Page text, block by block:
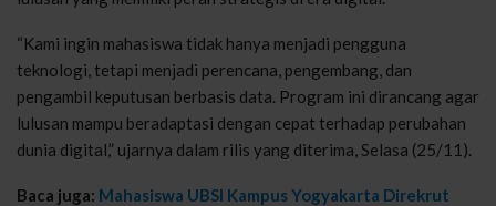
“Kami ingin mahasiswa tidak hanya menjadi pengguna
teknologi, tetapi menjadi perencana, pengembang, dan
pengambil keputusan berbasis data. Program ini dirancang agar
lulusan mampu beradaptasi dengan cepat terhadap perubahan
dunia digital,” ujarnya dalam rilis yang diterima, Selasa (25/11).
Baca juga: Mahasiswa UBSI Kampus Yogyakarta Direkrut